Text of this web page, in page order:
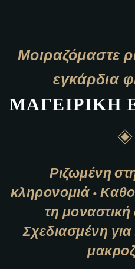
Μοιραζόμαστε
εγκάρδια
ΜΑΓΕΙΡΙΚΗ
Ριζωμένη
κληρονομιά •
τη μοναστική
Σχεδιασμένη